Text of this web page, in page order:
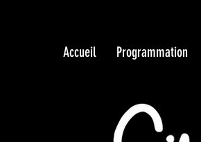
Accueil Programmation